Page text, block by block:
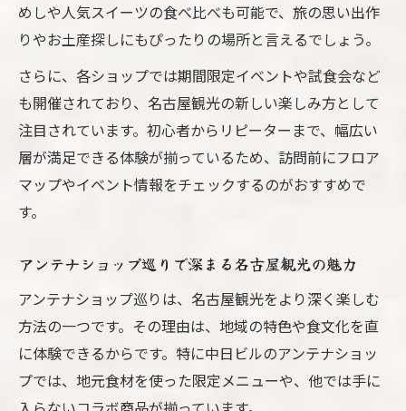
めしや人気スイーツの食べ比べも可能で、旅の思い出作
りやお土産探しにもぴったりの場所と言えるでしょう。
さらに、各ショップでは期間限定イベントや試食会など
も開催されており、名古屋観光の新しい楽しみ方として
注目されています。初心者からリピーターまで、幅広い
層が満足できる体験が揃っているため、訪問前にフロア
マップやイベント情報をチェックするのがおすすめで
す。
アンテナショップ巡りで深まる名古屋観光の魅力
アンテナショップ巡りは、名古屋観光をより深く楽しむ
方法の一つです。その理由は、地域の特色や食文化を直
に体験できるからです。特に中日ビルのアンテナショッ
プでは、地元食材を使った限定メニューや、他では手に